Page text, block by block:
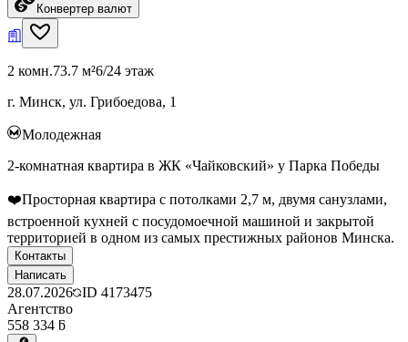
Конвертер валют
2 комн.73.7 м²6/24 этаж
г. Минск, ул. Грибоедова, 1
Молодежная
2-комнатная квартира в ЖК «Чайковский» у Парка Победы
❤️Просторная квартира с потолками 2,7 м, двумя санузлами,
встроенной кухней с посудомоечной машиной и закрытой
территорией в одном из самых престижных районов Минска.
Контакты
Написать
28.07.2026 ID 4173475
Агентство
558 334 ƃ